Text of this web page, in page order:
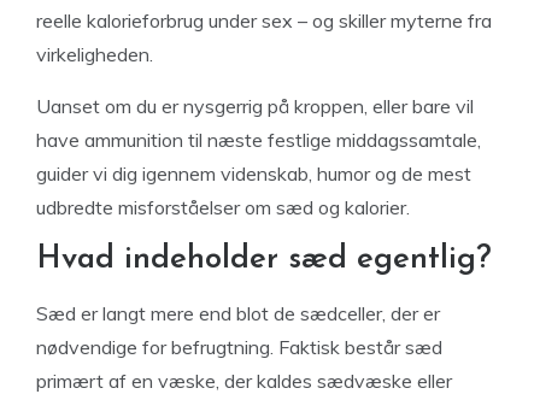
reelle kalorieforbrug under sex – og skiller myterne fra
virkeligheden.
Uanset om du er nysgerrig på kroppen, eller bare vil
have ammunition til næste festlige middagssamtale,
guider vi dig igennem videnskab, humor og de mest
udbredte misforståelser om sæd og kalorier.
Hvad indeholder sæd egentlig?
Sæd er langt mere end blot de sædceller, der er
nødvendige for befrugtning. Faktisk består sæd
primært af en væske, der kaldes sædvæske eller